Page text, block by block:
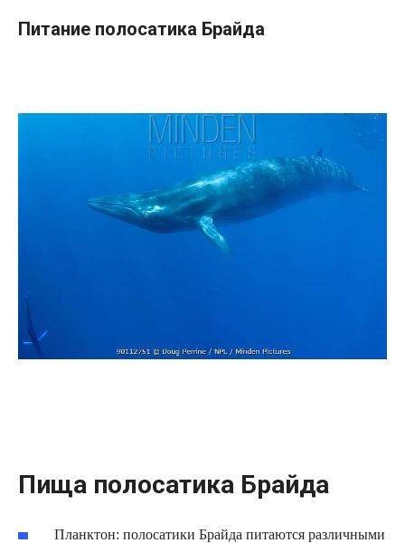
Питание полосатика Брайда
Пища полосатика Брайда
Планктон: полосатики Брайда питаются различными